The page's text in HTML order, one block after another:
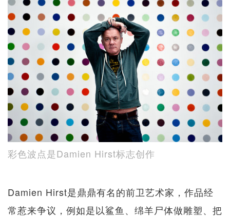
彩色波点是Damien Hirst标志创作
Damien Hirst是鼎鼎有名的前卫艺术家，作品经
常惹来争议，例如是以鲨鱼、绵羊尸体做雕塑、把